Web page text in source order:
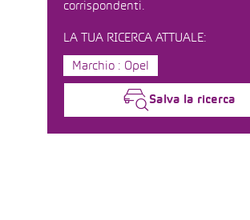
corrispondenti.
LA TUA RICERCA ATTUALE:
Marchio : Opel
Salva la ricerca